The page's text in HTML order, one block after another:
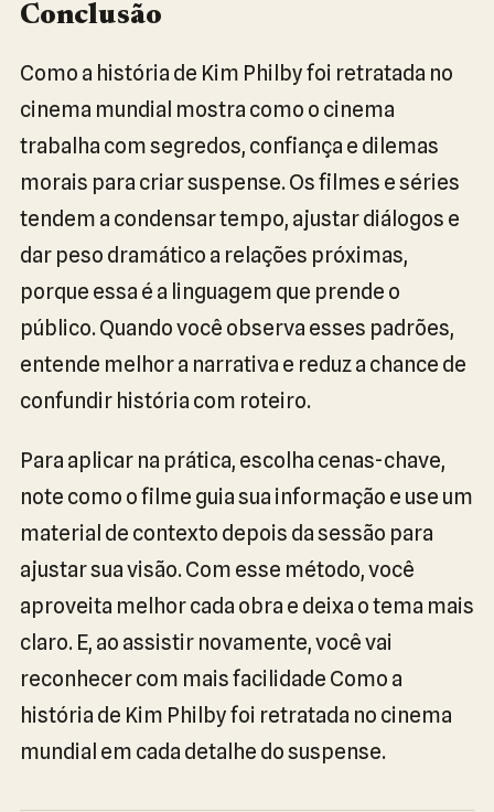
Conclusão
Como a história de Kim Philby foi retratada no
cinema mundial mostra como o cinema
trabalha com segredos, confiança e dilemas
morais para criar suspense. Os filmes e séries
tendem a condensar tempo, ajustar diálogos e
dar peso dramático a relações próximas,
porque essa é a linguagem que prende o
público. Quando você observa esses padrões,
entende melhor a narrativa e reduz a chance de
confundir história com roteiro.
Para aplicar na prática, escolha cenas-chave,
note como o filme guia sua informação e use um
material de contexto depois da sessão para
ajustar sua visão. Com esse método, você
aproveita melhor cada obra e deixa o tema mais
claro. E, ao assistir novamente, você vai
reconhecer com mais facilidade Como a
história de Kim Philby foi retratada no cinema
mundial em cada detalhe do suspense.